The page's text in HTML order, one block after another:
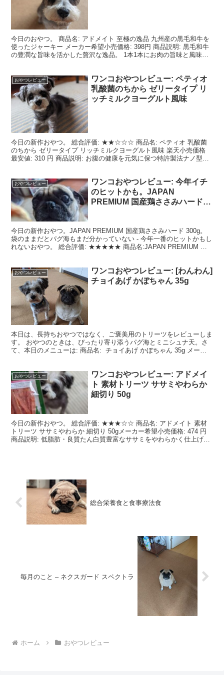
今日のおやつ。 商品名: アドメイト 至極の逸品 九州産の黒毛和牛を
使ったジャーキー メーカー希望小売価格: 398円 商品説明: 黒毛和牛
の豊潤な旨味を活かした贅沢な逸品。 1本1本にお肉の旨味と風味を
おやつレビュー
ワンコおやつレビュー: ペティオ
乳酸菌のちから ゼリータイプ リ
ッチミルクヨーグルト風味
今日の新作おやつ。 総合評価: ★★☆☆☆ 商品名: ペティオ 乳酸菌
のちから ゼリータイプ リッチミルクヨーグルト風味 楽天小売価格
最安値: 310 円 商品説明: お腹の健康を元気に保つ特許製法ナノ型乳
おやつレビュー
ワンコおやつレビュー: 今年イチ
のヒットかも。JAPAN
PREMIUM 国産鶏ささみハード
今日の新作おやつ。JAPAN PREMIUM 国産鶏ささみハード 300g。
袋のままだとパグ海もまだ分かっていない - 今年一番のヒットかもし
れないおやつ。 総合評価: ★★★★★ 商品名:JAPAN PREMIUM 国
おやつレビュー
ワンコおやつレビュー: [わんわん]
チョイあげ かぼちゃん 35g
本日は、長持ちおやつではなく、ご褒美用のトリーツをレビューしま
す。 おやつのときは、ぴったり寄り添うパグ海とミニシュナ天。さ
て、本日のメニューは: 商品名: チョイあげ かぼちゃん 35g メーカ
おやつレビュー
ワンコおやつレビュー: アドメイ
ト 素材トリーツ ササミやわらか
細切り 50g
今日の新作おやつ。 総合評価: ★★★☆☆ 商品名: アドメイト 素材
トリーツ ササミやわらか 細切り 50gメーカー希望小売価格: 474 円
商品説明: 低脂肪・良質たん白質豊富なササミをやわらかく仕上げ、
総合栄養食と食事療法食
毎月のこと – ネクスガード スペクトラ
ホーム おやつレビュー